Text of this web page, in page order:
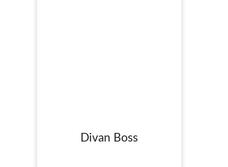
Divan Boss